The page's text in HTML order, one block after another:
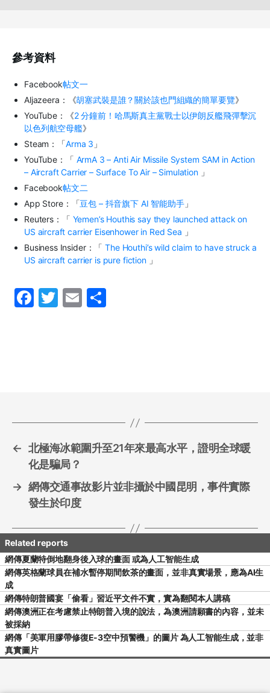
參考資料
Facebook帖文一
Aljazeera ：《胡塞武裝是誰？關於該也門組織的簡單要覽》
YouTube：《2分鐘前！哈馬斯真主黨戰士以伊朗反艦飛彈擊沉
以色列航空母艦》
Steam ：「Arma 3 」
YouTube：「 ArmA 3 – Anti Air Missile System SAM in Action
– Aircraft Carrier – Surface To Air – Simulation 」
Facebook帖文二
App Store：「豆包 – 抖音旗下 AI智能助手」
Reuters：「 Yemen’s Houthis say they launched attack on
US aircraft carrier Eisenhower in Red Sea 」
Business Insider：「 The Houthi’s wild claim to have struck a
US aircraft carrier is pure fiction 」
F
T
E
← 北極海冰範圍升至21年來最高水平，證明全球暖
化是騙局？
→ 網傳交通事故影片並非攝於中國昆明，事件實際
發生於印度
網傳夏蘭特倒地翻身後入球的畫面 或為人工智能生成
網傳英格蘭球員在補水暫停期間飲茶的畫面，並非真實場景，應為AI生
成
網傳特朗普國宴「偷看」習近平文件不實，實為翻閱本人講稿
網傳澳洲正在考慮禁止特朗普入境的說法，為澳洲請願書的內容，並未
被採納
網傳「美軍用膠帶修復E-3空中預警機」的圖片 為人工智能生成，並非
真實圖片